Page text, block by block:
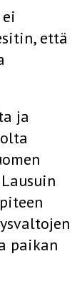
että
ja
paikan